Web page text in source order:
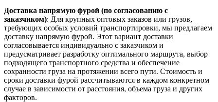
Доставка напрямую фурой (по согласованию с
заказчиком): Для крупных оптовых заказов или грузов,
требующих особых условий транспортировки, мы предлагаем
доставку напрямую фурой. Этот вариант доставки
согласовывается индивидуально с заказчиком и
предусматривает разработку оптимального маршрута, выбор
подходящего транспортного средства и обеспечение
сохранности груза на протяжении всего пути. Стоимость и
сроки доставки фурой рассчитываются в каждом конкретном
случае в зависимости от расстояния, объема груза и других
факторов.